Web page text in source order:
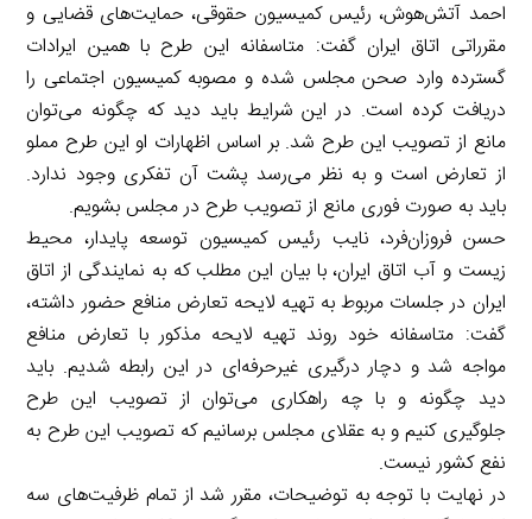
احمد آتش‌هوش، رئیس کمیسیون حقوقی، حمایت‌های قضایی و
مقرراتی اتاق ایران گفت: متاسفانه این طرح با همین ایرادات
گسترده وارد صحن مجلس شده و مصوبه کمیسیون اجتماعی را
دریافت کرده است. در این شرایط باید دید که چگونه می‌توان
مانع از تصویب این طرح شد. بر اساس اظهارات او این طرح مملو
از تعارض است و به نظر می‌رسد پشت آن تفکری وجود ندارد.
باید به صورت فوری مانع از تصویب طرح در مجلس بشویم.
حسن فروزان‌فرد، نایب رئیس کمیسیون توسعه پایدار، محیط
زیست و آب اتاق ایران، با بیان این مطلب که به نمایندگی از اتاق
ایران در جلسات مربوط به تهیه لایحه تعارض منافع حضور داشته،
گفت: متاسفانه خود روند تهیه لایحه مذکور با تعارض منافع
مواجه شد و دچار درگیری غیرحرفه‌ای در این رابطه شدیم. باید
دید چگونه و با چه راهکاری می‌توان از تصویب این طرح
جلوگیری کنیم و به عقلای مجلس برسانیم که تصویب این طرح به
نفع کشور نیست.
در نهایت با توجه به توضیحات، مقرر شد از تمام ظرفیت‌های سه